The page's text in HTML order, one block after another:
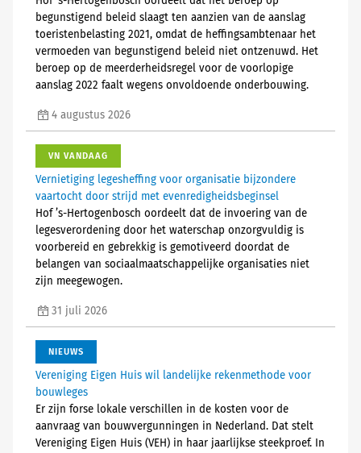
begunstigend beleid slaagt ten aanzien van de aanslag
toeristenbelasting 2021, omdat de heffingsambtenaar het
vermoeden van begunstigend beleid niet ontzenuwd. Het
beroep op de meerderheidsregel voor de voorlopige
aanslag 2022 faalt wegens onvoldoende onderbouwing.
4 augustus 2026
VN VANDAAG
Vernietiging legesheffing voor organisatie bijzondere
vaartocht door strijd met evenredigheidsbeginsel
Hof ’s-Hertogenbosch oordeelt dat de invoering van de
legesverordening door het waterschap onzorgvuldig is
voorbereid en gebrekkig is gemotiveerd doordat de
belangen van sociaalmaatschappelijke organisaties niet
zijn meegewogen.
31 juli 2026
NIEUWS
Vereniging Eigen Huis wil landelijke rekenmethode voor
bouwleges
Er zijn forse lokale verschillen in de kosten voor de
aanvraag van bouwvergunningen in Nederland. Dat stelt
Vereniging Eigen Huis (VEH) in haar jaarlijkse steekproef. In